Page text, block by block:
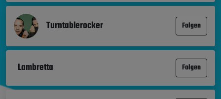
Turntablerocker Folgen
Lambretta Folgen